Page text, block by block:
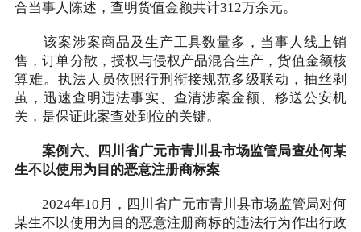
合当事人陈述，查明货值金额共计312万余元。
该案涉案商品及生产工具数量多，当事人线上销
售，订单分散，授权与侵权产品混合生产，货值金额核
算难。执法人员依照行刑衔接规范多级联动，抽丝剥
茧，迅速查明违法事实、查清涉案金额、移送公安机
关，是保证此案查处到位的关键。
案例六、四川省广元市青川县市场监管局查处何某
生不以使用为目的恶意注册商标案
2024年10月，四川省广元市青川县市场监管局对何
某生不以使用为目的恶意注册商标的违法行为作出行政